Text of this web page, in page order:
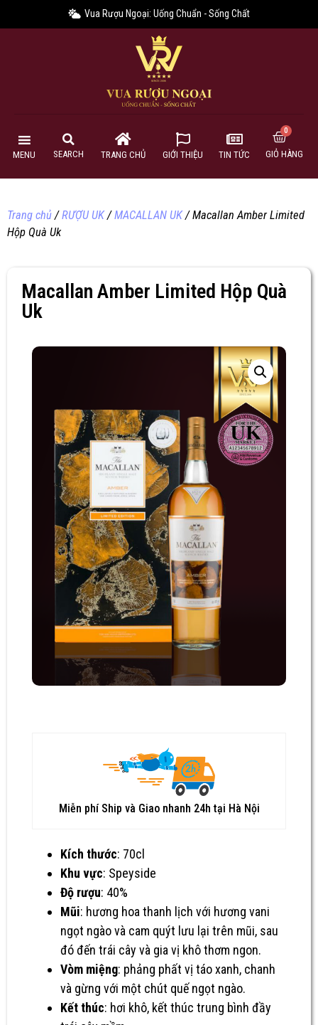
Vua Rượu Ngoại: Uống Chuẩn - Sống Chất
MENU SEARCH TRANG CHỦ GIỚI THIỆU TIN TỨC GIỎ HÀNG
Trang chủ/RƯỢU UK/MACALLAN UK/ Macallan Amber Limited
Hộp Quà Uk
Macallan Amber Limited Hộp Quà
Uk
Miễn phí Ship và Giao nhanh 24h tại Hà Nội
Kích thước: 70cl
Khu vực: Speyside
Độ rượu: 40%
Mũi: hương hoa thanh lịch với hương vani
ngọt ngào và cam quýt lưu lại trên mũi, sau
đó đến trái cây và gia vị khô thơm ngon.
Vòm miệng: phảng phất vị táo xanh, chanh
và gừng với một chút quế ngọt ngào.
Kết thúc: hơi khô, kết thúc trung bình đầy